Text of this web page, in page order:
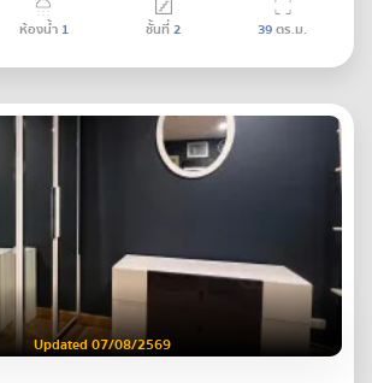
ห้องน้ำ 1 ชั้นที่2 39ตร.ม.
Updated 07/08/2569